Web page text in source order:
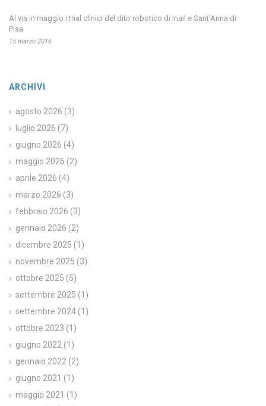
Al via in maggio i trial clinici del dito robotico di Inail e Sant’Anna di
Pisa
15 marzo 2016
ARCHIVI
agosto 2026 (3)
luglio 2026 (7)
giugno 2026 (4)
maggio 2026 (2)
aprile 2026 (4)
marzo 2026 (3)
febbraio 2026 (3)
gennaio 2026 (2)
dicembre 2025 (1)
novembre 2025 (3)
ottobre 2025 (5)
settembre 2025 (1)
settembre 2024 (1)
ottobre 2023 (1)
giugno 2022 (1)
gennaio 2022 (2)
giugno 2021 (1)
maggio 2021 (1)